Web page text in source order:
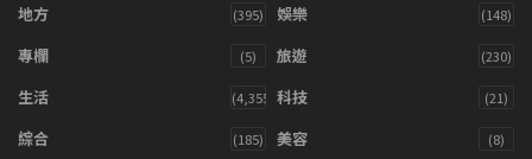
地方 (395) 娛樂 (148)
專欄 (5) 旅遊 (230)
生活 (4,355) 科技 (21)
綜合 (185) 美容 (8)